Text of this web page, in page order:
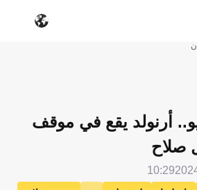
أرنولد يقع في موقف
صلاح
10:29